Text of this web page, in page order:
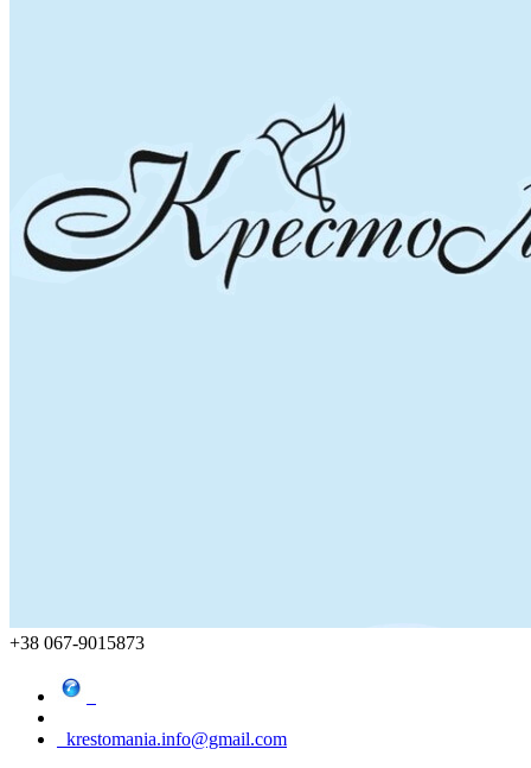
+38 067-9015873
krestomania.info@gmail.com